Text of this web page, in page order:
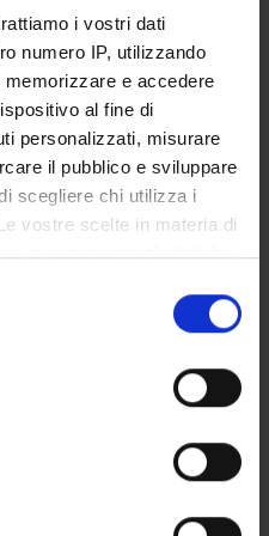
i vostri dati
numero IP, utilizzando
e accedere
al fine di
personalizzati, misurare
il pubblico e sviluppare
scegliere chi utilizza i
vostre scelte in materia di
questa proprietà digitale
consenso in qualsiasi
sui cookie o facendo clic
sulla tua posizione
di qualche
per contenere, controllare e
la pluralità in una